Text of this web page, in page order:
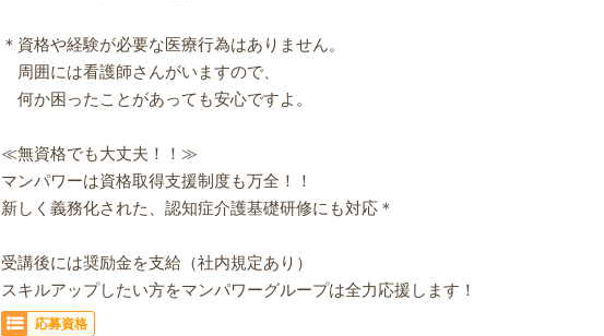
＊資格や経験が必要な医療行為はありません。
周囲には看護師さんがいますので、
何か困ったことがあっても安心ですよ。
≪無資格でも大丈夫！！≫
マンパワーは資格取得支援制度も万全！！
新しく義務化された、認知症介護基礎研修にも対応＊
受講後には奨励金を支給（社内規定あり）
スキルアップしたい方をマンパワーグループは全力応援します！
応募資格